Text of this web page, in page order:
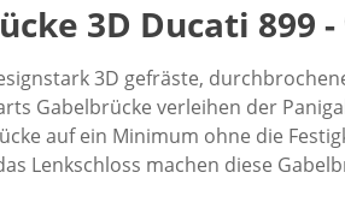
3D Ducati 899 -
3D gefräste,
Gabelbrücke verleihen der
auf ein Minimum ohne die
Lenkschloss machen diese